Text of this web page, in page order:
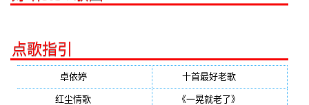
点歌指引
卓依婷(350) 十首最好老歌(300)
红尘情歌 《一晃就老了》